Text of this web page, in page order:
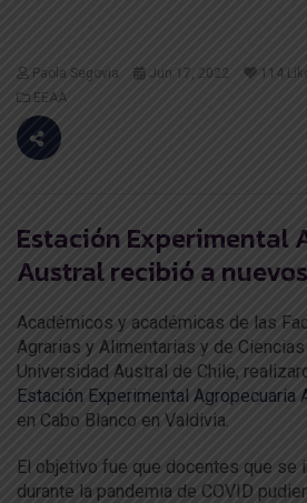
Paola Segovia Jun 17, 2022 114
EEAA
Estación Experimental
Austral recibió a
Académicos y académicas de las
Agrarias y Alimentarias y de
Universidad Austral de Chile,
Estación Experimental Agropecuaria
en Cabo Blanco en Valdivia.
El objetivo fue que docentes que se
durante la pandemia de COVID